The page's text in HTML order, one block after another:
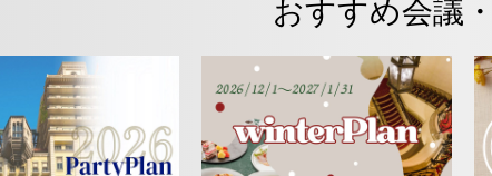
おすすめ会議